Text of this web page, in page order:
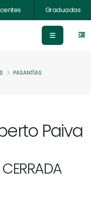
Graduadas
PASANTÍAS
Paiva